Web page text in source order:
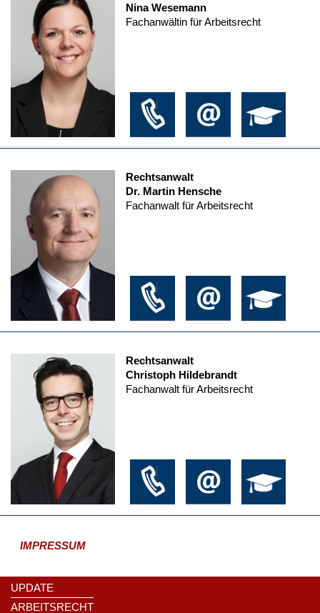
Nina Wesemann
Fachanwältin für Arbeitsrecht
Rechtsanwalt
Dr. Martin Hensche
Fachanwalt für Arbeitsrecht
Rechtsanwalt
Christoph Hildebrandt
Fachanwalt für Arbeitsrecht
IMPRESSUM
UPDATE
ARBEITSRECHT